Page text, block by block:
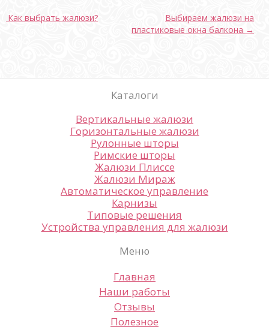
Как выбрать жалюзи?
Выбираем жалюзи на
пластиковые окна балкона →
Каталоги
Вертикальные жалюзи
Горизонтальные жалюзи
Рулонные шторы
Римские шторы
Жалюзи Плиссе
Жалюзи Мираж
Автоматическое управление
Карнизы
Типовые решения
Устройства управления для жалюзи
Меню
Главная
Наши работы
Отзывы
Полезное